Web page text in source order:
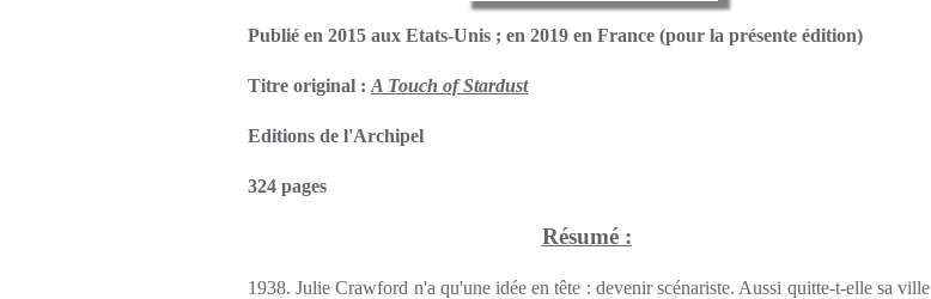
Publié en 2015 aux Etats-Unis ; en 2019 en France (pour la présente édition)
Titre original : A Touch of Stardust
Editions de l'Archipel
324 pages
Résumé :
1938. Julie Crawford n'a qu'une idée en tête : devenir scénariste. Aussi quitte-t-elle sa ville